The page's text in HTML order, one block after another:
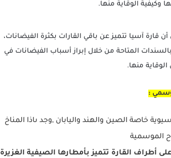
وكيفية الوقاية منها.
قارة آسيا تتميز عن باقي القارات بكثرة الفيضانات،
المتاحة من خلال إبراز أسباب الفيضانات في
منها.
:
خاصة الصين والهند واليابان ,وجد ىاذا المناخ
الموسمية
أطراف القارة تتميز بأمطارها الصيفية الغزيرة